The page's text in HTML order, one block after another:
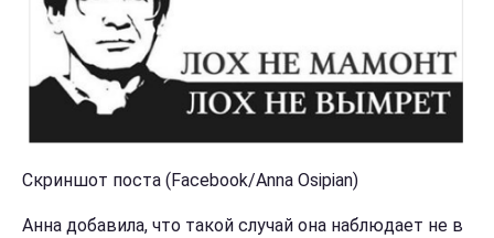
Скриншот поста (Facebook/Anna Osipian)
Анна добавила, что такой случай она наблюдает не в